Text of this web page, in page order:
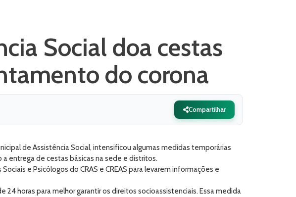
Social doa cestas
do corona
Compartilhar
de Assistência Social, intensificou algumas medidas temporárias
entrega de cestas básicas na sede e distritos.
e Psicólogos do CRAS e CREAS para levarem informações e
horas para melhor garantir os direitos socioassistenciais. Essa medida